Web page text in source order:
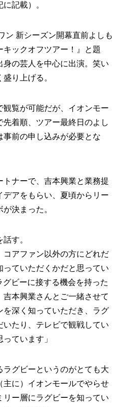
記載）。
ン 新シーズン開幕直前よしも
ックオフツアー！』と題
身の芸人を中心に出演。笑い
り上げる。
覧が可能だが、イオンモー
着順、ツアー最終日のよし
事前の申し込みが必要とな
ナーで、吉本興業と業務提
アをもらい、夏頃からリー
決まった。
す。
コアファン以外の方にどれだ
ていただくかだと思ってい
ビーに接する機会を持った
本興業さんとご一緒させて
深く知っていただき、ラグ
いたり、テレビで観戦してい
ています」
ラグビーというのがとても大
に）イオンモールでやらせ
ー層にラグビーを知ってい